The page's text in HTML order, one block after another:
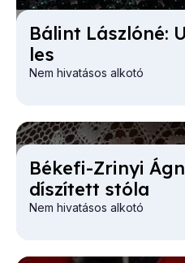
Bá­lint Lász­ló­né:
les
Nem hivatásos alkotó
Bé­ke­fi-Zri­nyi
dí­szí­tett stó­la
Nem hivatásos alkotó